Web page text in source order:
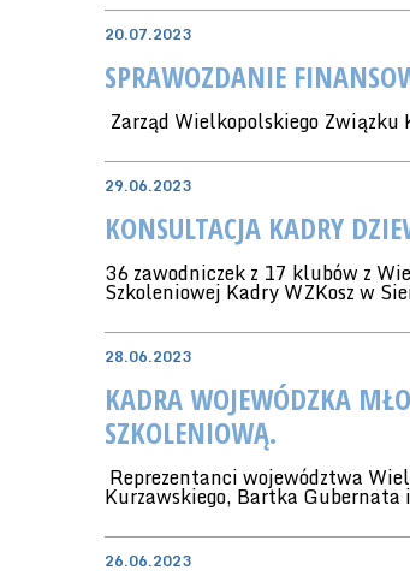
20.07.2023
SPRAWOZDANIE
Zarząd Wielkopolskiego
29.06.2023
KONSULTACJA KADRY
36 zawodniczek z 17 klubów z
Szkoleniowej Kadry WZKosz w
28.06.2023
KADRA WOJEWÓDZKA
SZKOLENIOWĄ.
Reprezentanci województwa
Kurzawskiego, Bartka
26.06.2023